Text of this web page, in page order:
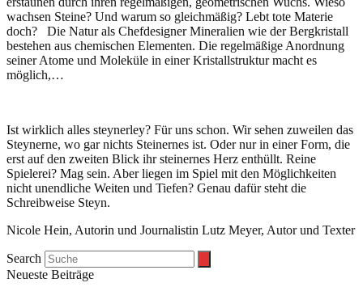
wachsen Steine? Und warum so gleichmäßig? Lebt tote Materie
doch? Die Natur als Chefdesigner Mineralien wie der Bergkristall
bestehen aus chemischen Elementen. Die regelmäßige Anordnung
seiner Atome und Moleküle in einer Kristallstruktur macht es
möglich,…
Ist wirklich alles steynerley? Für uns schon. Wir sehen zuweilen das
Steynerne, wo gar nichts Steinernes ist. Oder nur in einer Form, die
erst auf den zweiten Blick ihr steinernes Herz enthüllt. Reine
Spielerei? Mag sein. Aber liegen im Spiel mit den Möglichkeiten
nicht unendliche Weiten und Tiefen? Genau dafür steht die
Schreibweise Steyn.
Nicole Hein, Autorin und Journalistin Lutz Meyer, Autor und Texter
Search
Neueste Beiträge